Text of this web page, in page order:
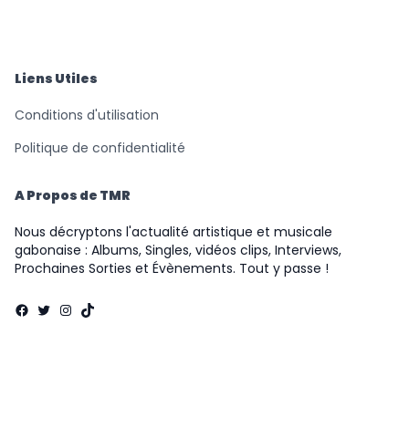
Liens Utiles
Conditions d'utilisation
Politique de confidentialité
A Propos de TMR
Nous décryptons l'actualité artistique et musicale
gabonaise : Albums, Singles, vidéos clips, Interviews,
Prochaines Sorties et Évènements. Tout y passe !
Facebook
Twitter
Instagram
TikTok